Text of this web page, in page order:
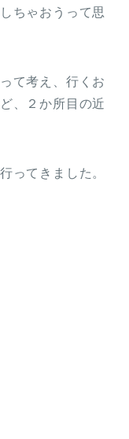
ちゃおうって思
て考え、行くお
、２か所目の近
ってきました。